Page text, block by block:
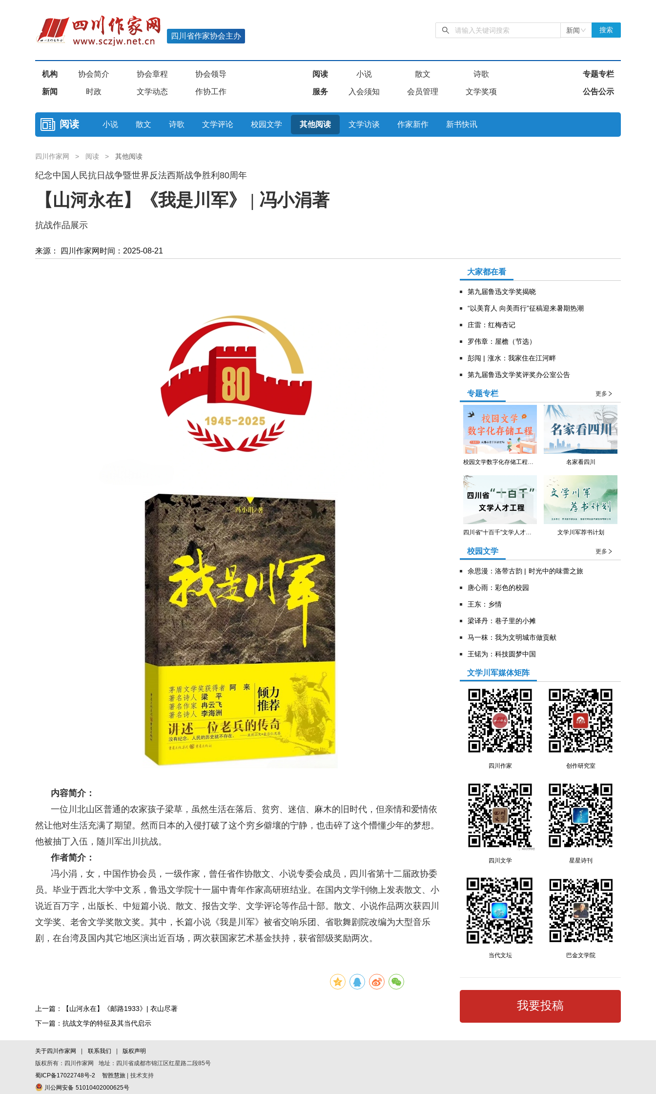
四川省作家协会主办
新闻 搜索
机构 协会简介 协会章程 协会领导 阅读 小说 散文 诗歌 专题专栏
新闻 时政 文学动态 作协工作 服务 入会须知 会员管理 文学奖项 公告公示
阅读 小说 散文 诗歌 文学评论 校园文学 其他阅读 文学访谈 作家新作 新书快讯
四川作家网 > 阅读 > 其他阅读
纪念中国人民抗日战争暨世界反法西斯战争胜利80周年
【山河永在】《我是川军》 | 冯小涓著
抗战作品展示
来源： 四川作家网 时间：2025-08-21
内容简介：
一位川北山区普通的农家孩子梁草，虽然生活在落后、贫穷、迷信、麻木的旧时代，但亲情和爱情依
然让他对生活充满了期望。然而日本的入侵打破了这个穷乡僻壤的宁静，也击碎了这个懵懂少年的梦想。
他被抽丁入伍，随川军出川抗战。
作者简介：
冯小涓，女，中国作协会员，一级作家，曾任省作协散文、小说专委会成员，四川省第十二届政协委
员。毕业于西北大学中文系，鲁迅文学院十一届中青年作家高研班结业。在国内文学刊物上发表散文、小
说近百万字，出版长、中短篇小说、散文、报告文学、文学评论等作品十部。散文、小说作品两次获四川
文学奖、老舍文学奖散文奖。其中，长篇小说《我是川军》被省交响乐团、省歌舞剧院改编为大型音乐
剧，在台湾及国内其它地区演出近百场，两次获国家艺术基金扶持，获省部级奖励两次。
上一篇：【山河永在】《邮路1933》| 衣山尽著
下一篇：抗战文学的特征及其当代启示
大家都在看
第九届鲁迅文学奖揭晓
“以美育人 向美而行”征稿迎来暑期热潮
庄雷：红梅杏记
罗伟章：屋檐（节选）
彭闯 | 涨水：我家住在江河畔
第九届鲁迅文学奖评奖办公室公告
专题专栏 更多
校园文学数字化存储工程（青羊区教育局） 名家看四川
四川省“十百千”文学人才工程 文学川军荐书计划
校园文学 更多
余思漫：洛带古韵 | 时光中的味蕾之旅
唐心雨：彩色的校园
王东：乡情
​梁译丹：巷子里的小摊
马一秣：我为文明城市做贡献
王锘为：科技圆梦中国
文学川军媒体矩阵
四川作家 创作研究室
四川文学 星星诗刊
当代文坛 巴金文学院
我要投稿
关于四川作家网 | 联系我们 |版权声明
版权所有：四川作家网 地址：四川省成都市锦江区红星路二段85号
蜀ICP备17022748号-2
智胜慧旅 | 技术支持
川公网安备 51010402000625号